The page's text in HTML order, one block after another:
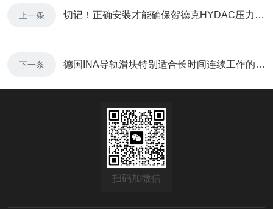
上一条 切记！正确安装才能确保贺德克HYDAC压力传感器的稳定性
下一条 德国INA导轨滑块特别适合长时间连续工作的应用场景
扫码加微信